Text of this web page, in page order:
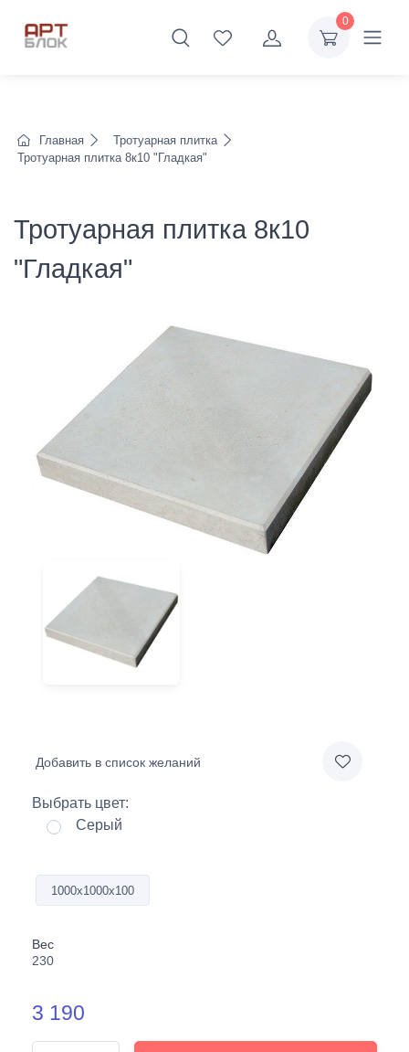
0
Главная
Тротуарная плитка
Тротуарная плитка 8к10 "Гладкая"
Тротуарная плитка 8к10
"Гладкая"
Добавить в список желаний
Выбрать цвет:
Серый
1000х1000х100
Вес
230
3 190